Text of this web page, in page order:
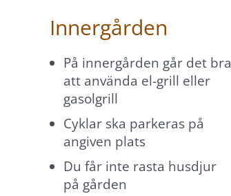
Innergården
På innergården går det bra
att använda el-grill eller
gasolgrill
Cyklar ska parkeras på
angiven plats
Du får inte rasta husdjur
på gården
Genom att dela
med dig av dina
intressen och ditt
beteende när du
surfar ökar du
chansen att få se
personligt
anpassat innehåll
och erbjudanden.